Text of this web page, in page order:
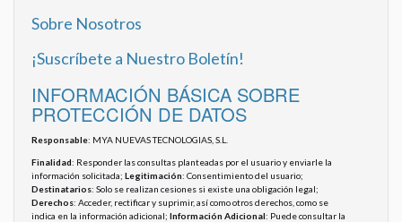
Sobre Nosotros
¡Suscríbete a Nuestro Boletín!
INFORMACIÓN BÁSICA SOBRE
PROTECCIÓN DE DATOS
Responsable: MYA NUEVAS TECNOLOGIAS, S.L.
Finalidad: Responder las consultas planteadas por el usuario y enviarle la
información solicitada; Legitimación: Consentimiento del usuario;
Destinatarios: Solo se realizan cesiones si existe una obligación legal;
Derechos: Acceder, rectificar y suprimir, así como otros derechos, como se
indica en la información adicional; Información Adicional: Puede consultar la